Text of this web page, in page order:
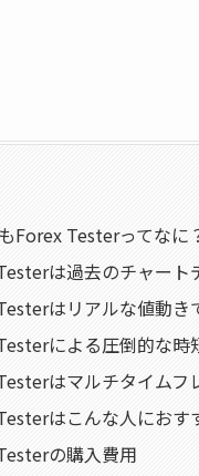
Forex Testerってなに
は過去のチャー
はリアルな値動き
による圧倒的な時
はマルチタイムフ
はこんな人におす
の購入費用